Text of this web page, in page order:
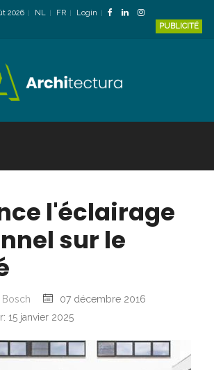
2026 NL FR
Login
PUBLICITÉ
l'éclairage
sur le
Bosch
07 décembre 2016
15 janvier 2025